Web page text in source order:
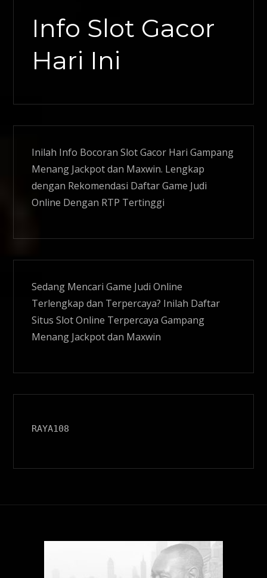
Info Slot Gacor
Hari Ini
Inilah Info BocoranSlot Gacor Hari Gampang
Menang Jackpot dan Maxwin. Lengkap
dengan Rekomendasi Daftar Game Judi
Online Dengan RTP Tertinggi
Sedang Mencari Game Judi Online
Terlengkap dan Terpercaya? Inilah Daftar
SitusSlot Online Terpercaya Gampang
Menang Jackpot dan Maxwin
RAYA108